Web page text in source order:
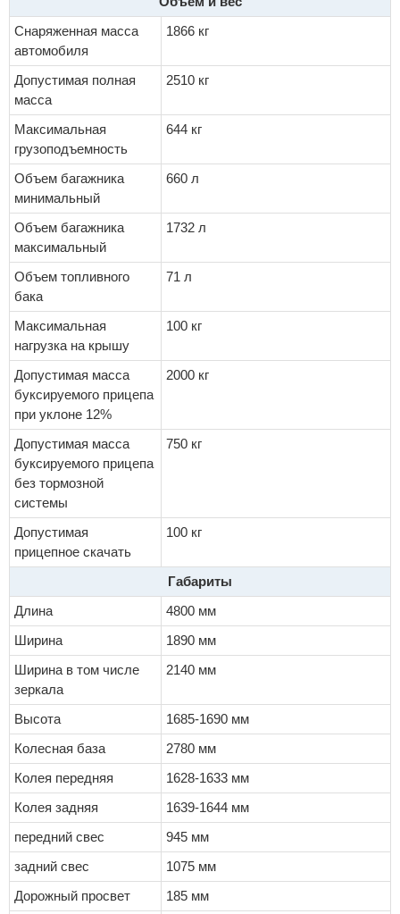
Снаряженная масса
автомобиля
1866 кг
Допустимая полная
масса
2510 кг
Максимальная
грузоподъемность
644 кг
Объем багажника
минимальный
660 л
Объем багажника
максимальный
1732 л
Объем топливного
бака
71 л
Максимальная
нагрузка на крышу
100 кг
Допустимая масса
буксируемого прицепа
при уклоне 12%
2000 кг
Допустимая масса
буксируемого прицепа
без тормозной
системы
750 кг
Допустимая
прицепное скачать
100 кг
Габариты
Длина
4800 мм
Ширина
1890 мм
Ширина в том числе
зеркала
2140 мм
Высота
1685-1690 мм
Колесная база
2780 мм
Колея передняя
1628-1633 мм
Колея задняя
1639-1644 мм
передний свес
945 мм
задний свес
1075 мм
Дорожный просвет
185 мм